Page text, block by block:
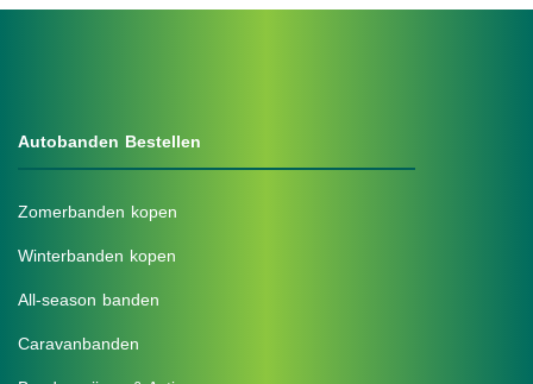
Autobanden Bestellen
Zomerbanden kopen
Winterbanden kopen
All-season banden
Caravanbanden